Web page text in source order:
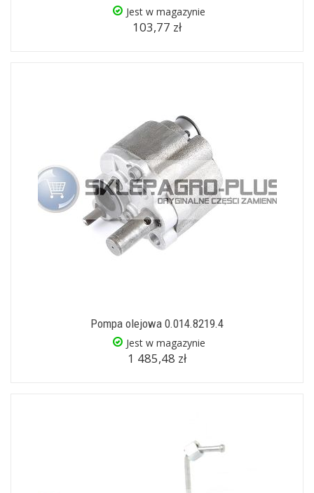
Jest w magazynie
103,77 zł
Pompa olejowa 0.014.8219.4
Jest w magazynie
1 485,48 zł